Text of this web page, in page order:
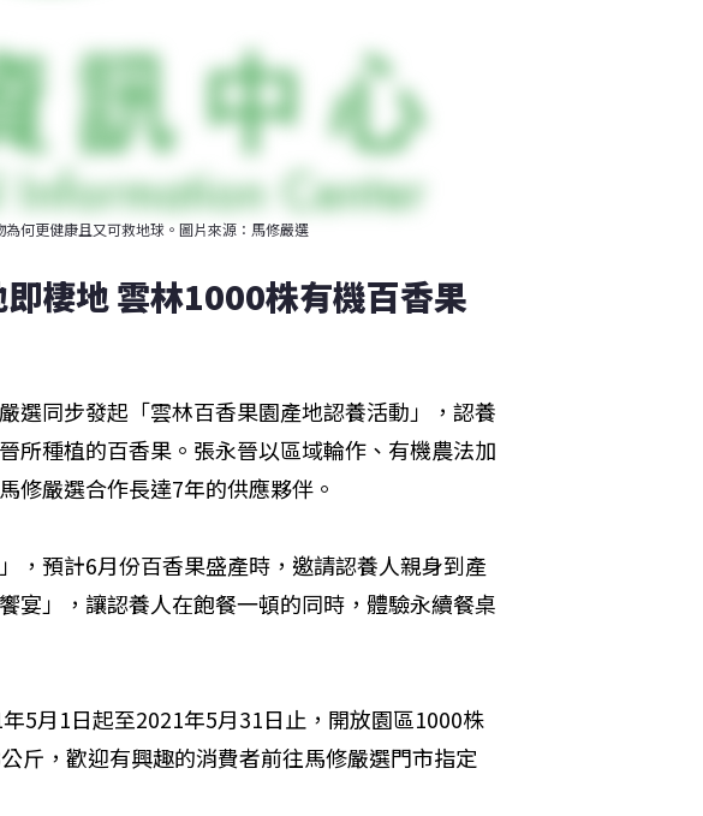
何更健康且又可救地球。圖片來源：馬修嚴選
棲地 雲林1000株有機百香果
選同步發起「雲林百香果園產地認養活動」，認養
所種植的百香果。張永晉以區域輪作、有機農法加
修嚴選合作長達7年的供應夥伴。
，預計6月份百香果盛產時，邀請認養人親身到產
宴」，讓認養人在飽餐一頓的同時，體驗永續餐桌
5月1日起至2021年5月31日止，開放園區1000株
斤，歡迎有興趣的消費者前往馬修嚴選門市指定